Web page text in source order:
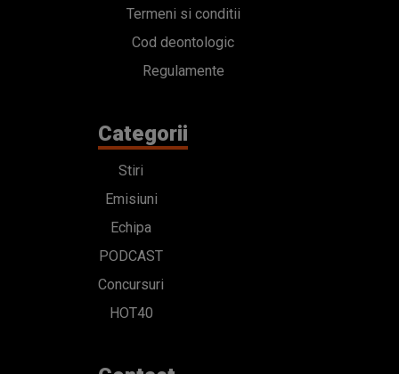
Termeni si conditii
Cod deontologic
Regulamente
Categorii
Stiri
Emisiuni
Echipa
PODCAST
Concursuri
HOT40